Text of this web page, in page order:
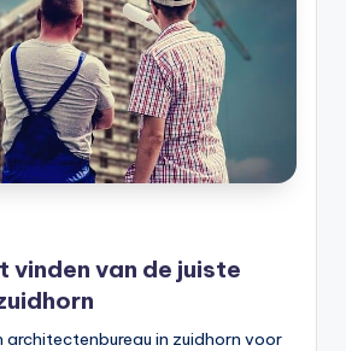
vinden van de juiste
architectenbureau in zuidhorn voor